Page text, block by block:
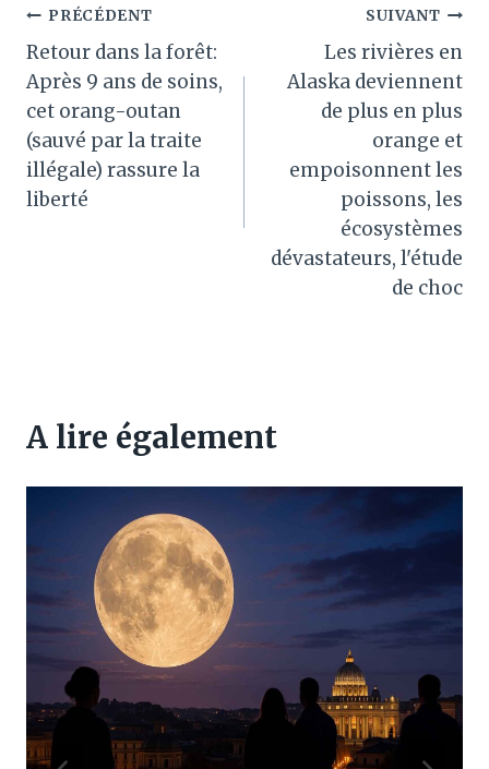
Navigation
de
l’article
PRÉCÉDENT
Retour dans la forêt:
Après 9 ans de soins,
cet orang-outan
(sauvé par la traite
illégale) rassure la
liberté
SUIVANT
Les rivières en
Alaska deviennent
de plus en plus
orange et
empoisonnent les
poissons, les
écosystèmes
dévastateurs, l'étude
de choc
A lire également